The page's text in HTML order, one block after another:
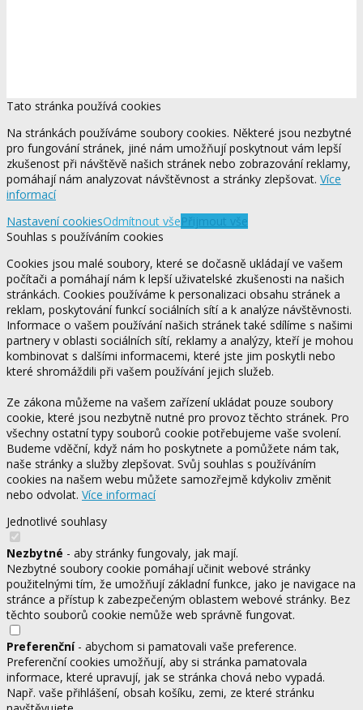
Tato stránka používá cookies
Na stránkách používáme soubory cookies. Některé jsou nezbytné
pro fungování stránek, jiné nám umožňují poskytnout vám lepší
zkušenost při návštěvě našich stránek nebo zobrazování reklamy,
pomáhají nám analyzovat návštěvnost a stránky zlepšovat. Více
informací
Nastavení cookiesOdmítnout všePřijmout vše
Souhlas s používáním cookies
Cookies jsou malé soubory, které se dočasně ukládají ve vašem
počítači a pomáhají nám k lepší uživatelské zkušenosti na našich
stránkách. Cookies používáme k personalizaci obsahu stránek a
reklam, poskytování funkcí sociálních sítí a k analýze návštěvnosti.
Informace o vašem používání našich stránek také sdílíme s našimi
partnery v oblasti sociálních sítí, reklamy a analýzy, kteří je mohou
kombinovat s dalšími informacemi, které jste jim poskytli nebo
které shromáždili při vašem používání jejich služeb.
Ze zákona můžeme na vašem zařízení ukládat pouze soubory
cookie, které jsou nezbytně nutné pro provoz těchto stránek. Pro
všechny ostatní typy souborů cookie potřebujeme vaše svolení.
Budeme vděční, když nám ho poskytnete a pomůžete nám tak,
naše stránky a služby zlepšovat. Svůj souhlas s používáním
cookies na našem webu můžete samozřejmě kdykoliv změnit
nebo odvolat. Více informací
Jednotlivé souhlasy
Nezbytné - aby stránky fungovaly, jak mají.
Nezbytné soubory cookie pomáhají učinit webové stránky
použitelnými tím, že umožňují základní funkce, jako je navigace na
stránce a přístup k zabezpečeným oblastem webové stránky. Bez
těchto souborů cookie nemůže web správně fungovat.
Preferenční- abychom si pamatovali vaše preference.
Preferenční cookies umožňují, aby si stránka pamatovala
informace, které upravují, jak se stránka chová nebo vypadá.
Např. vaše přihlášení, obsah košíku, zemi, ze které stránku